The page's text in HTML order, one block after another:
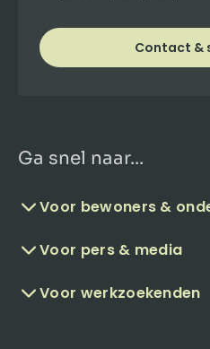
Contact &
Ga snel naar...
Voor bewoners &
Voor pers & media
Voor werkzoekenden